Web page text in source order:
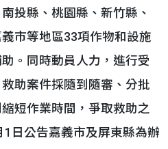
投縣、桃園縣、新竹縣、
市等地區33項作物和設施
。同時動員人力，進行受
助案件採隨到隨審、分批
短作業時間，爭取救助之
1日公告嘉義市及屏東縣為辦